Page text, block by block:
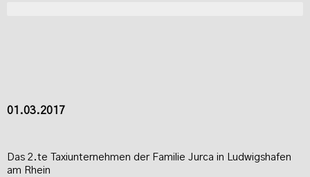
01.03.2017
Das 2.te Taxiunternehmen der Familie Jurca in Ludwigshafen
am Rhein